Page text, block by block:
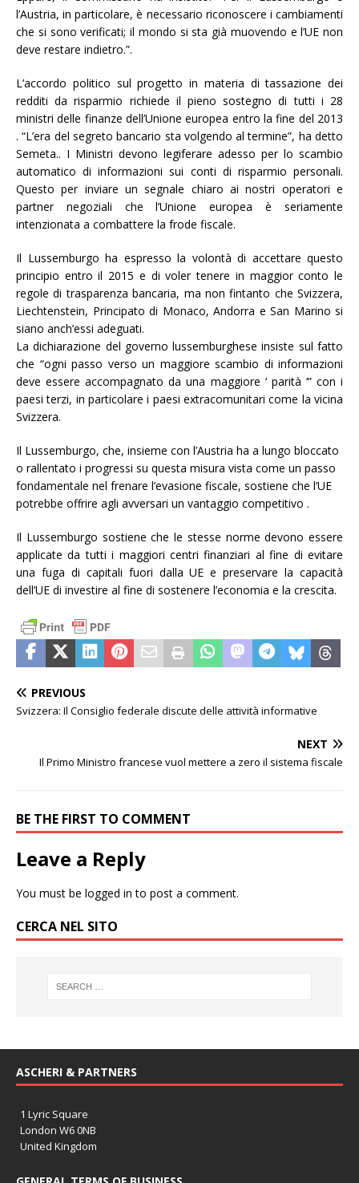
l’Austria, in particolare, è necessario riconoscere i cambiamenti
che si sono verificati; il mondo si sta già muovendo e l’UE non
deve restare indietro.”.
L’accordo politico sul progetto in materia di tassazione dei
redditi da risparmio richiede il pieno sostegno di tutti i 28
ministri delle finanze dell’Unione europea entro la fine del 2013
. “L’era del segreto bancario sta volgendo al termine”, ha detto
Semeta.. I Ministri devono legiferare adesso per lo scambio
automatico di informazioni sui conti di risparmio personali.
Questo per inviare un segnale chiaro ai nostri operatori e
partner negoziali che l’Unione europea è seriamente
intenzionata a combattere la frode fiscale.
Il Lussemburgo ha espresso la volontà di accettare questo
principio entro il 2015 e di voler tenere in maggior conto le
regole di trasparenza bancaria, ma non fintanto che Svizzera,
Liechtenstein, Principato di Monaco, Andorra e San Marino si
siano anch’essi adeguati.
La dichiarazione del governo lussemburghese insiste sul fatto
che “ogni passo verso un maggiore scambio di informazioni
deve essere accompagnato da una maggiore ‘ parità ‘” con i
paesi terzi, in particolare i paesi extracomunitari come la vicina
Svizzera.
Il Lussemburgo, che, insieme con l’Austria ha a lungo bloccato
o rallentato i progressi su questa misura vista come un passo
fondamentale nel frenare l’evasione fiscale, sostiene che l’UE
potrebbe offrire agli avversari un vantaggio competitivo .
Il Lussemburgo sostiene che le stesse norme devono essere
applicate da tutti i maggiori centri finanziari al fine di evitare
una fuga di capitali fuori dalla UE e preservare la capacità
dell’UE di investire al fine di sostenere l’economia e la crescita.
PREVIOUS
Svizzera: Il Consiglio federale discute delle attività informative
NEXT
Il Primo Ministro francese vuol mettere a zero il sistema fiscale
BE THE FIRST TO COMMENT
Leave a Reply
You must be logged in to post a comment.
CERCA NEL SITO
ASCHERI & PARTNERS
1 Lyric Square
London W6 0NB
United Kingdom